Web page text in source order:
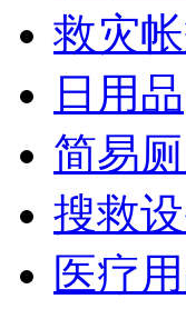
救灾
日用品
简易
搜救
医疗